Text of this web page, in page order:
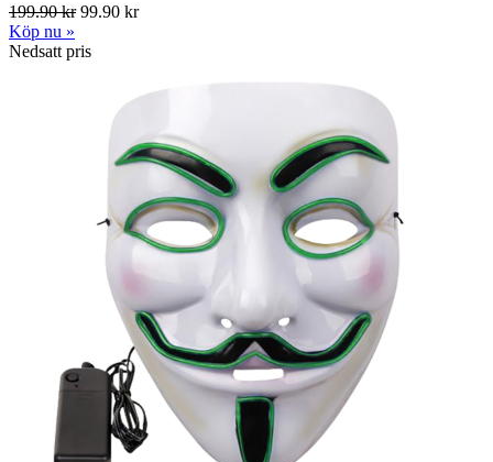
199.90 kr99.90 kr
Köp nu »
Nedsatt pris